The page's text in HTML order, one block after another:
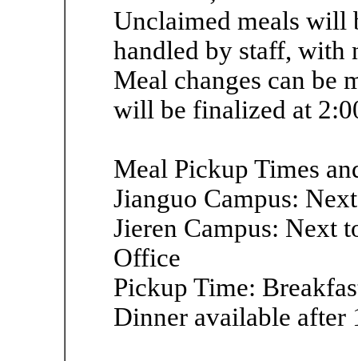
Unclaimed meals will
handled by staff, with
Meal changes can be
will be finalized at
Meal Pickup Times
Jianguo Campus:
Jieren Campus: Next
Office
Pickup Time:
Dinner available after